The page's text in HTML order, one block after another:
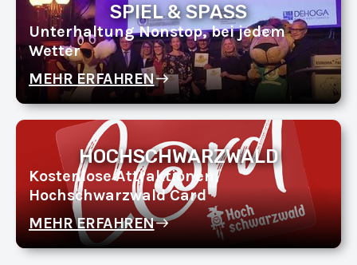
SPIEL & SPASS
Unterhaltung Nonstop, bei jedem
Wetter
MEHR ERFAHREN
HOCHSCHWARZWALD
Kostenlose Attraktionen,
Hochschwarzwald Card
MEHR ERFAHREN